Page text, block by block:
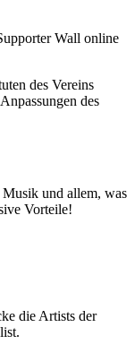
Wall online
des Vereins
des
und allem, was
Vorteile!
die Artists der